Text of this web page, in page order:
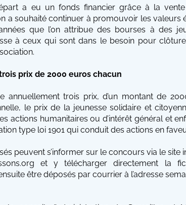
a eu un fonds financier grâce à la
a souhaité continuer à promouvoir les valeurs
que l’on attribue des bourses à des
à ceux qui sont dans le besoin pour
prix de 2000 euros chacun
annuellement trois prix, d’un montant de
le prix de la jeunesse solidaire et
actions humanitaires ou d’intérêt général et
type loi 1901 qui conduit des actions en
peuvent s’informer sur le concours via le site
et y télécharger directement la
être déposés par courrier à l’adresse